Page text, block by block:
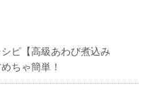
ピ【高級あわび煮込み
ちゃ簡単！